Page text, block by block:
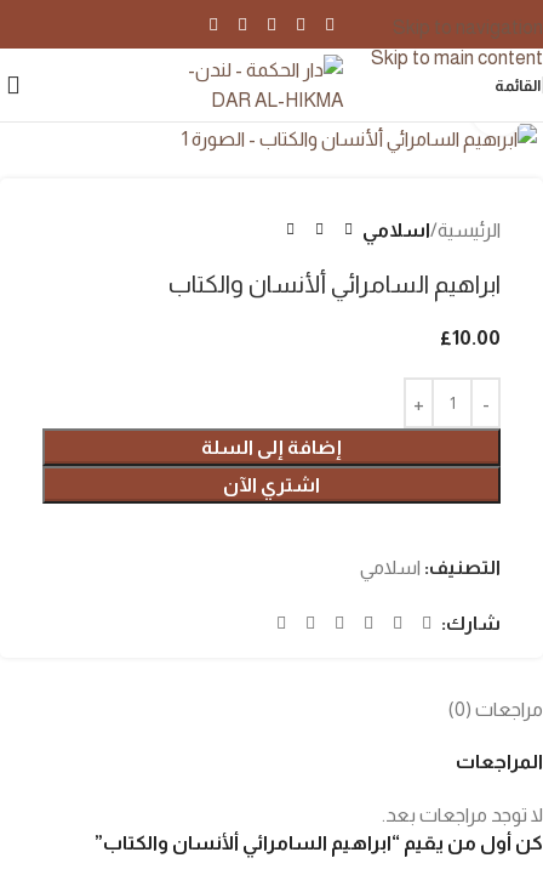
Skip to navigation
Skip to main content
القائمة
الرئيسية اسلامي
ابراهيم السامرائي ألأنسان والكتاب
£10.00
إضافة إلى السلة
اشتري الآن
التصنيف: اسلامي
شارك:
مراجعات (0)
المراجعات
لا توجد مراجعات بعد.
كن أول من يقيم “ابراهيم السامرائي ألأنسان والكتاب”